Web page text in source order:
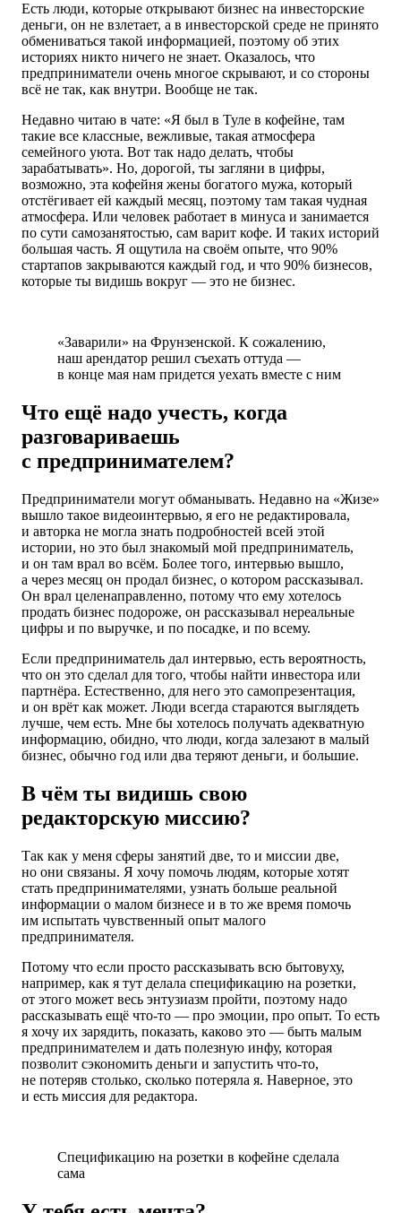
Есть люди, которые открывают бизнес на инвесторские
деньги, он не взлетает, а в инвесторской среде не принято
обмениваться такой информацией, поэтому об этих
историях никто ничего не знает. Оказалось, что
предприниматели очень многое скрывают, и со стороны
всё не так, как внутри. Вообще не так.
Недавно читаю в чате: «Я был в Туле в кофейне, там
такие все классные, вежливые, такая атмосфера
семейного уюта. Вот так надо делать, чтобы
зарабатывать». Но, дорогой, ты загляни в цифры,
возможно, эта кофейня жены богатого мужа, который
отстёгивает ей каждый месяц, поэтому там такая чудная
атмосфера. Или человек работает в минуса и занимается
по сути самозанятостью, сам варит кофе. И таких историй
большая часть. Я ощутила на своём опыте, что 90%
стартапов закрываются каждый год, и что 90% бизнесов,
которые ты видишь вокруг — это не бизнес.
«Заварили» на Фрунзенской. К сожалению,
наш арендатор решил съехать оттуда —
в конце мая нам придется уехать вместе с ним
Что ещё надо учесть, когда
разговариваешь
с предпринимателем?
Предприниматели могут обманывать. Недавно на «Жизе»
вышло такое видеоинтервью, я его не редактировала,
и авторка не могла знать подробностей всей этой
истории, но это был знакомый мой предприниматель,
и он там врал во всём. Более того, интервью вышло,
а через месяц он продал бизнес, о котором рассказывал.
Он врал целенаправленно, потому что ему хотелось
продать бизнес подороже, он рассказывал нереальные
цифры и по выручке, и по посадке, и по всему.
Если предприниматель дал интервью, есть вероятность,
что он это сделал для того, чтобы найти инвестора или
партнёра. Естественно, для него это самопрезентация,
и он врёт как может. Люди всегда стараются выглядеть
лучше, чем есть. Мне бы хотелось получать адекватную
информацию, обидно, что люди, когда залезают в малый
бизнес, обычно год или два теряют деньги, и большие.
В чём ты видишь свою
редакторскую миссию?
Так как у меня сферы занятий две, то и миссии две,
но они связаны. Я хочу помочь людям, которые хотят
стать предпринимателями, узнать больше реальной
информации о малом бизнесе и в то же время помочь
им испытать чувственный опыт малого
предпринимателя.
Потому что если просто рассказывать всю бытовуху,
например, как я тут делала спецификацию на розетки,
от этого может весь энтузиазм пройти, поэтому надо
рассказывать ещё что-то — про эмоции, про опыт. То есть
я хочу их зарядить, показать, каково это — быть малым
предпринимателем и дать полезную инфу, которая
позволит сэкономить деньги и запустить что-то,
не потеряв столько, сколько потеряла я. Наверное, это
и есть миссия для редактора.
Спецификацию на розетки в кофейне сделала
сама